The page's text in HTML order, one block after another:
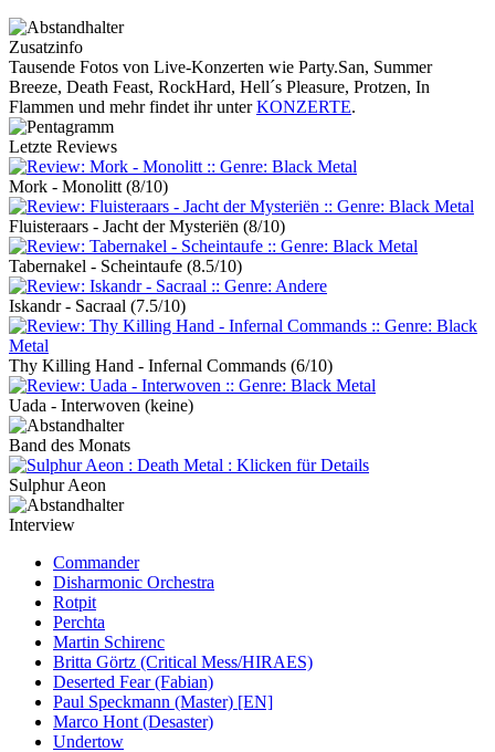
Zusatzinfo
Tausende Fotos von Live-Konzerten wie Party.San, Summer
Breeze, Death Feast, RockHard, Hell´s Pleasure, Protzen, In
Flammen und mehr findet ihr unterKONZERTE.
Letzte Reviews
Mork - Monolitt (8/10)
Fluisteraars - Jacht der Mysteriën (8/10)
Tabernakel - Scheintaufe (8.5/10)
Iskandr - Sacraal (7.5/10)
Thy Killing Hand - Infernal Commands (6/10)
Uada - Interwoven (keine)
Band des Monats
Sulphur Aeon
Interview
Commander
Disharmonic Orchestra
Rotpit
Perchta
Martin Schirenc
Britta Görtz (Critical Mess/HIRAES)
Deserted Fear (Fabian)
Paul Speckmann (Master) [EN]
Marco Hont (Desaster)
Undertow